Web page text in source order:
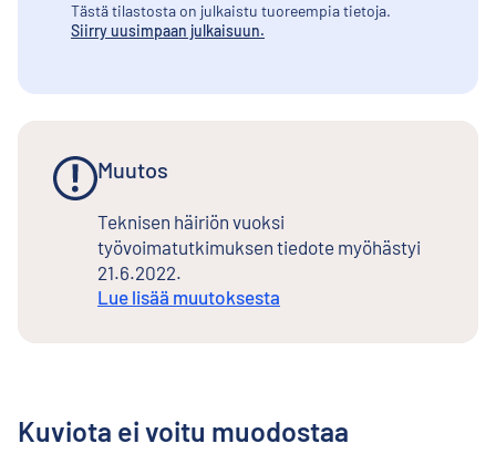
Tästä tilastosta on julkaistu tuoreempia tietoja.
Siirry uusimpaan julkaisuun.
Muutos
Teknisen häiriön vuoksi
työvoimatutkimuksen tiedote myöhästyi
21.6.2022.
Lue lisää muutoksesta
Kuviota ei voitu muodostaa